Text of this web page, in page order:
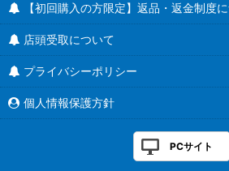
【初回購入の方限定】返品・返金制度
店頭受取について
プライバシーポリシー
個人情報保護方針
PCサイト